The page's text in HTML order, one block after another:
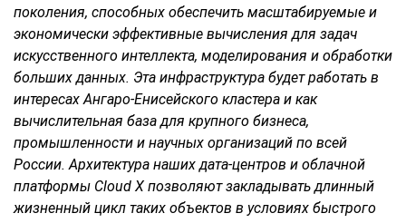
поколения, способных обеспечить масштабируемые и
экономически эффективные вычисления для задач
искусственного интеллекта, моделирования и обработки
больших данных. Эта инфраструктура будет работать в
интересах Ангаро-Енисейского кластера и как
вычислительная база для крупного бизнеса,
промышленности и научных организаций по всей
России. Архитектура наших дата-центров и облачной
платформы Cloud X позволяют закладывать длинный
жизненный цикл таких объектов в условиях быстрого